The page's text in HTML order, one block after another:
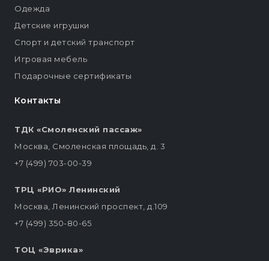
Контакты
ТДК «Смоленский пассаж»
Москва, Смоленская площадь, д. 3
+7 (499) 703-00-39
ТРЦ «РИО» Ленинский
Москва, Ленинский проспект, д.109
+7 (499) 350-80-65
ТОЦ «Эврика»
Одежда
Детские игрушки
Спорт и детский транспорт
Игровая мебель
Подарочные сертификаты